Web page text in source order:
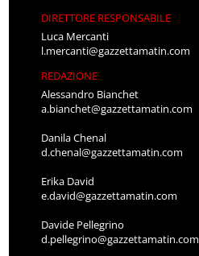
DIRETTORE RESPONSABILE
Luca Mercanti
l.mercanti@gazzettamatin.com
REDAZIONE
Alessandro Bianchet
a.bianchet@gazzettamatin.com
Danila Chenal
d.chenal@gazzettamatin.com
Erika David
e.david@gazzettamatin.com
Davide Pellegrino
d.pellegrino@gazzettamatin.com